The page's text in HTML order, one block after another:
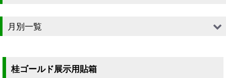
桂ゴールド展示用貼箱
■段ボール（箱以外）
■組箱
月別一覧
2025年